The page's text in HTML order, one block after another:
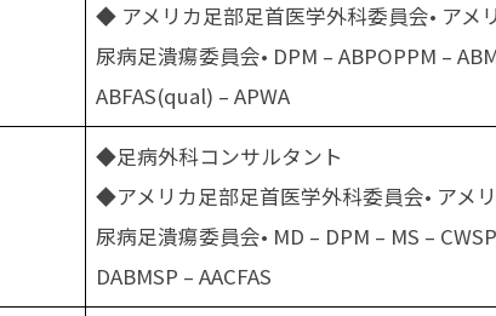
◆ アメリカ足部足首医学外科委員会• アメ
尿病足潰瘍委員会• DPM – ABPOPPM –
ABFAS(qual) – APWA
◆足病外科コンサルタント
◆アメリカ足部足首医学外科委員会• アメ
尿病足潰瘍委員会• MD – DPM – MS –
DABMSP – AACFAS